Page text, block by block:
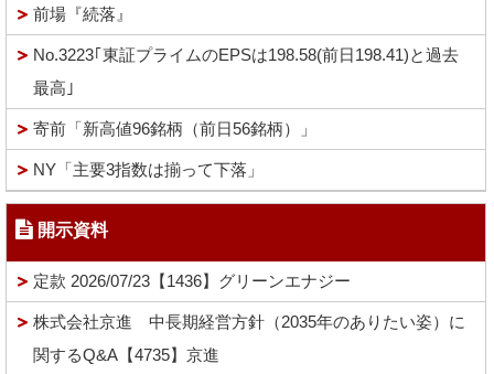
前場『続落』
No.3223｢東証プライムのEPSは198.58(前日198.41)と過去
最高｣
寄前「新高値96銘柄（前日56銘柄）」
NY「主要3指数は揃って下落」
開示資料
定款 2026/07/23【1436】グリーンエナジー
株式会社京進 中長期経営方針（2035年のありたい姿）に
関するQ&A【4735】京進